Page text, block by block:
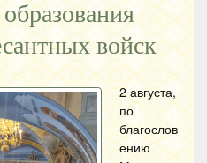
войск
2 августа,
по
благослов
ению